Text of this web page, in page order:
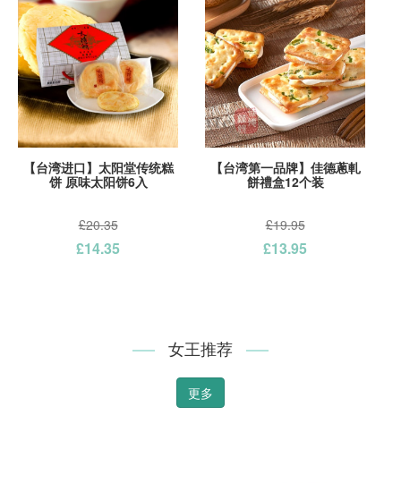
【台湾进口】太阳堂传统糕
饼 原味太阳饼6入
£20.35
£14.35
【台湾第一品牌】佳德蔥軋
餅禮盒12个装
£19.95
£13.95
女王推荐
更多